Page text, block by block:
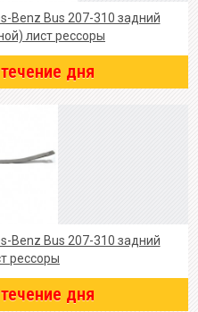
Benz Bus 207-310 задний
лист рессоры
дня
Benz Bus 207-310 задний
рессоры
дня